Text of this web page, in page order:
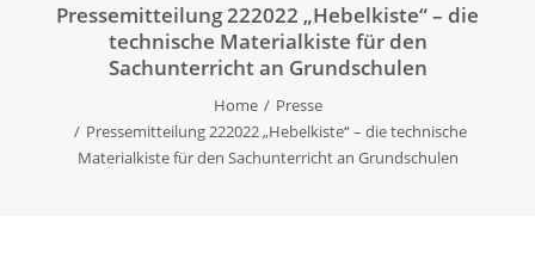
Pressemitteilung 222022 „Hebelkiste“ – die
technische Materialkiste für den
Sachunterricht an Grundschulen
Home
Presse
Pressemitteilung 222022 „Hebelkiste“ – die technische
Materialkiste für den Sachunterricht an Grundschulen